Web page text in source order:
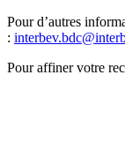
Pour d’autres
:
Pour affiner votre